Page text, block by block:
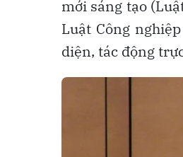
mới sáng tạo
Luật Công
diện, tác động